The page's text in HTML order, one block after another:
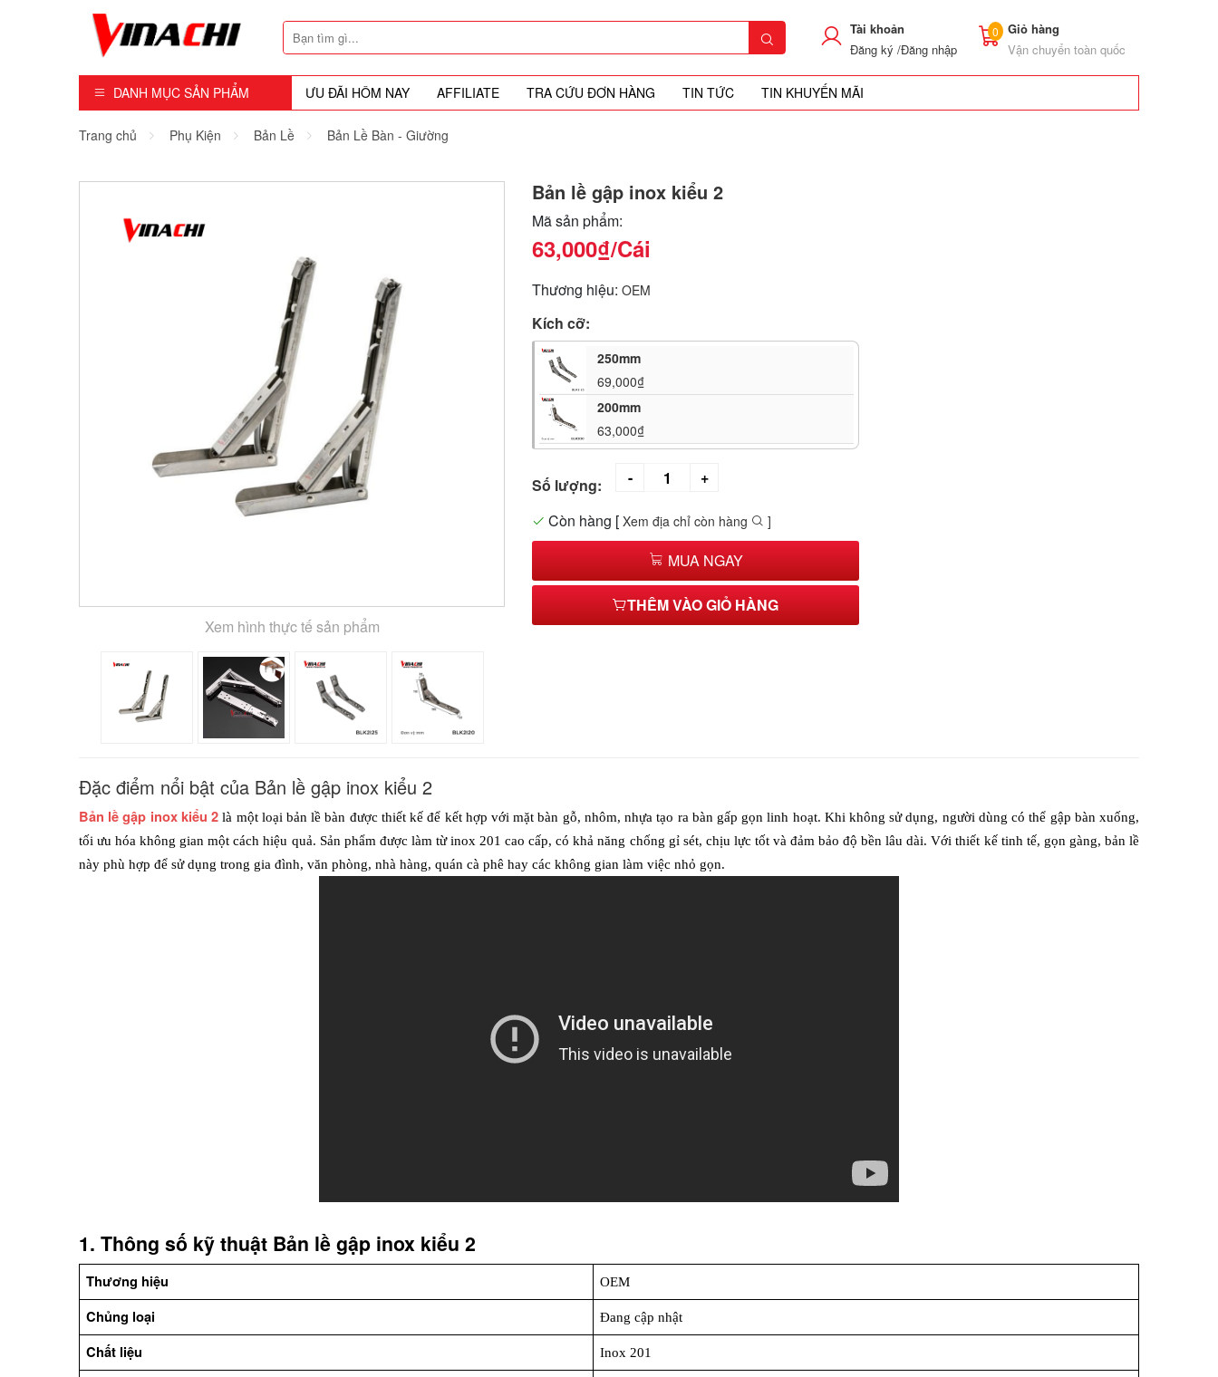
Tài khoản
Đăng ký /Đăng nhập
0
Giỏ hàng
Vận chuyển toàn quốc
DANH MỤC SẢN PHẨM ƯU ĐÃI HÔM NAY AFFILIATE TRA CỨU ĐƠN HÀNG TIN TỨC TIN KHUYẾN MÃI
Dụng Cụ - Công Cụ
Máy Cầm Tay
Trang chủ Phụ Kiện Bản Lề Bản Lề Bàn - Giường
Xem hình thực tế sản phẩm
Bản lề gập inox kiểu 2
Mã sản phẩm:
63,000₫/Cái
Thương hiệu: OEM
Kích cỡ:
250mm
69,000₫
200mm
63,000₫
Số lượng:
Còn hàng [ Xem địa chỉ còn hàng ]
MUA NGAY
THÊM VÀO GIỎ HÀNG
Đặc điểm nổi bật của Bản lề gập inox kiểu 2
Bản lề gập inox kiểu 2 là một loại bản lề bàn được thiết kế để kết hợp với mặt bàn gỗ, nhôm, nhựa tạo ra bàn gấp gọn linh hoạt. Khi không sử dụng, người dùng có thể gập bàn xuống,
tối ưu hóa không gian một cách hiệu quả. Sản phẩm được làm từ inox 201 cao cấp, có khả năng chống gỉ sét, chịu lực tốt và đảm bảo độ bền lâu dài. Với thiết kế tinh tế, gọn gàng, bản lề
này phù hợp để sử dụng trong gia đình, văn phòng, nhà hàng, quán cà phê hay các không gian làm việc nhỏ gọn.
1. Thông số kỹ thuật Bản lề gập inox kiểu 2
Thương hiệu OEM
Chủng loại Đang cập nhật
Chất liệu Inox 201